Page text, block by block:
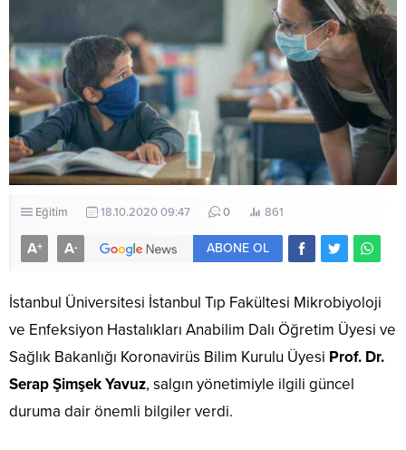
Eğitim 18.10.2020 09:47 0 861
A+ A- ABONE OL
İstanbul Üniversitesi İstanbul Tıp Fakültesi Mikrobiyoloji
ve Enfeksiyon Hastalıkları Anabilim Dalı Öğretim Üyesi ve
Sağlık Bakanlığı Koronavirüs Bilim Kurulu Üyesi Prof. Dr.
Serap Şimşek Yavuz, salgın yönetimiyle ilgili güncel
duruma dair önemli bilgiler verdi.